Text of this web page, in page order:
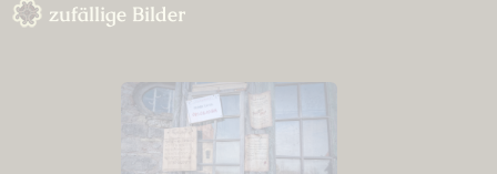
zufällige Bilder